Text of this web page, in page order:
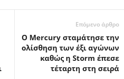
Επόμενο άρθρο
Ο Mercury σταμάτησε την
ολίσθηση των έξι αγώνων
καθώς η Storm έπεσε
τέταρτη στη σειρά